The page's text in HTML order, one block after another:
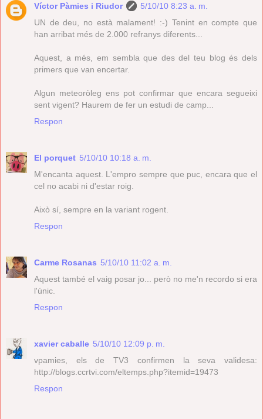
Víctor Pàmies i Riudor
5/10/10 8:23 a. m.
UN de deu, no està malament! :-) Tenint en compte que
han arribat més de 2.000 refranys diferents...
Aquest, a més, em sembla que des del teu blog és dels
primers que van encertar.
Algun meteoròleg ens pot confirmar que encara segueixi
sent vigent? Haurem de fer un estudi de camp...
Respon
El porquet 5/10/10 10:18 a. m.
M'encanta aquest. L'empro sempre que puc, encara que el
cel no acabi ni d'estar roig.
Això sí, sempre en la variant rogent.
Respon
Carme Rosanas 5/10/10 11:02 a. m.
Aquest també el vaig posar jo... però no me'n recordo si era
l'únic.
Respon
xavier caballe 5/10/10 12:09 p. m.
vpamies, els de TV3 confirmen la seva validesa:
http://blogs.ccrtvi.com/eltemps.php?itemid=19473
Respon